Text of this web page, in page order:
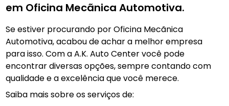
em Oficina Mecãnica Automotiva.
Se estiver procurando por Oficina Mecãnica
Automotiva, acabou de achar a melhor empresa
para isso. Com a A.K. Auto Center você pode
encontrar diversas opções, sempre contando com
qualidade e a excelência que você merece.
Saiba mais sobre os serviços de: